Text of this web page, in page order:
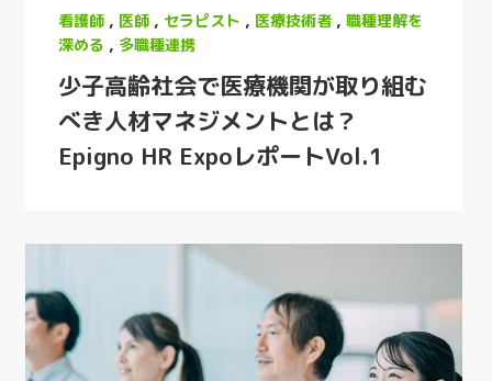
看護師 , 医師 , セラピスト , 医療技術者 , 職種理解を
深める , 多職種連携
少子高齢社会で医療機関が取り組む
べき人材マネジメントとは？
Epigno HR ExpoレポートVol.1